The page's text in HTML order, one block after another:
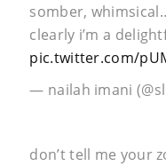
somber,
clearly i’m a
pic.twitter.com/
— nailah imani
don’t tell me your